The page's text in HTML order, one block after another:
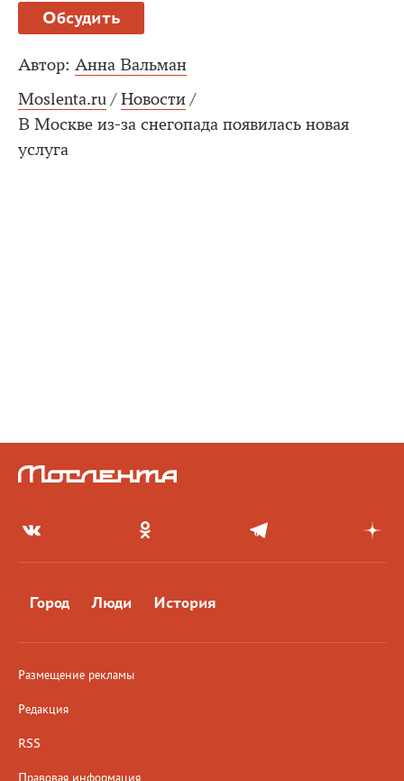
Обсудить
Автор: Анна Вальман
Moslenta.ru / Новости /
В Москве из-за снегопада появилась новая
услуга
Город Люди История
Размещение рекламы
Редакция
RSS
Правовая информация